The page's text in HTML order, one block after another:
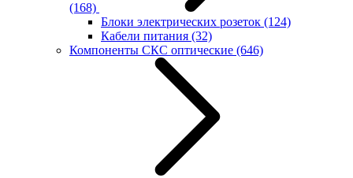
(168)
Блоки электрических розеток (124)
Кабели питания (32)
Компоненты СКС оптические (646)